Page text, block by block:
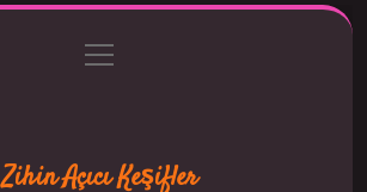
Gizlilik Politikası
menüyü
aç
Zihin Açıcı Keşifler